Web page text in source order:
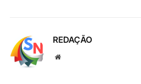
REDAÇÃO
Local